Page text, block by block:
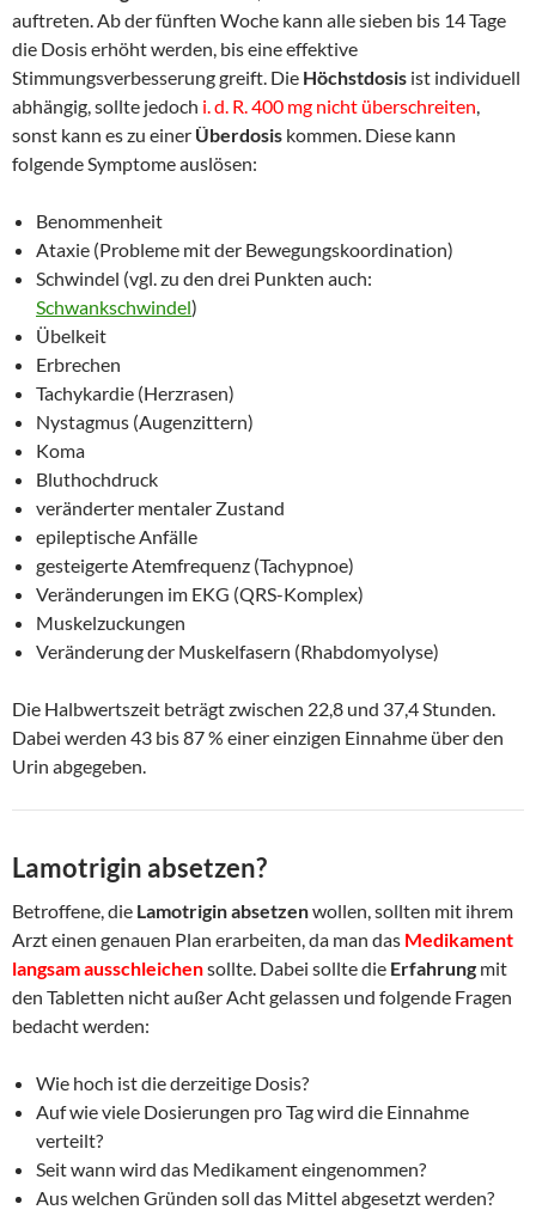
auftreten. Ab der fünften Woche kann alle sieben bis 14 Tage
die Dosis erhöht werden, bis eine effektive
Stimmungsverbesserung greift. Die Höchstdosis ist individuell
abhängig, sollte jedoch i. d. R. 400 mg nicht überschreiten,
sonst kann es zu einer Überdosis kommen. Diese kann
folgende Symptome auslösen:
Benommenheit
Ataxie (Probleme mit der Bewegungskoordination)
Schwindel (vgl. zu den drei Punkten auch:
Schwankschwindel)
Übelkeit
Erbrechen
Tachykardie (Herzrasen)
Nystagmus (Augenzittern)
Koma
Bluthochdruck
veränderter mentaler Zustand
epileptische Anfälle
gesteigerte Atemfrequenz (Tachypnoe)
Veränderungen im EKG (QRS-Komplex)
Muskelzuckungen
Veränderung der Muskelfasern (Rhabdomyolyse)
Die Halbwertszeit beträgt zwischen 22,8 und 37,4 Stunden.
Dabei werden 43 bis 87 % einer einzigen Einnahme über den
Urin abgegeben.
Lamotrigin absetzen?
Betroffene, die Lamotrigin absetzenwollen, sollten mit ihrem
Arzt einen genauen Plan erarbeiten, da man das Medikament
langsam ausschleichensollte. Dabei sollte die Erfahrung mit
den Tabletten nicht außer Acht gelassen und folgende Fragen
bedacht werden:
Wie hoch ist die derzeitige Dosis?
Auf wie viele Dosierungen pro Tag wird die Einnahme
verteilt?
Seit wann wird das Medikament eingenommen?
Aus welchen Gründen soll das Mittel abgesetzt werden?